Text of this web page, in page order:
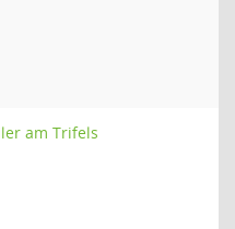
am Trifels